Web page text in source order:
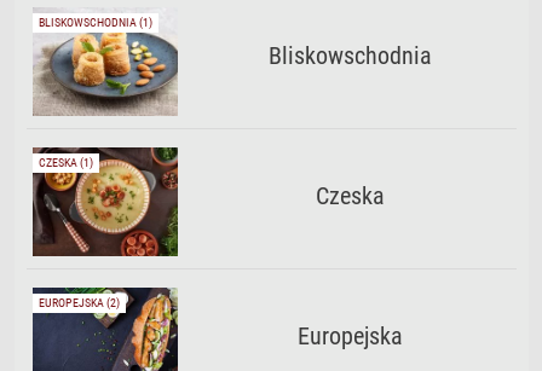
BLISKOWSCHODNIA (1)
Bliskowschodnia
CZESKA (1)
Czeska
EUROPEJSKA (2)
Europejska